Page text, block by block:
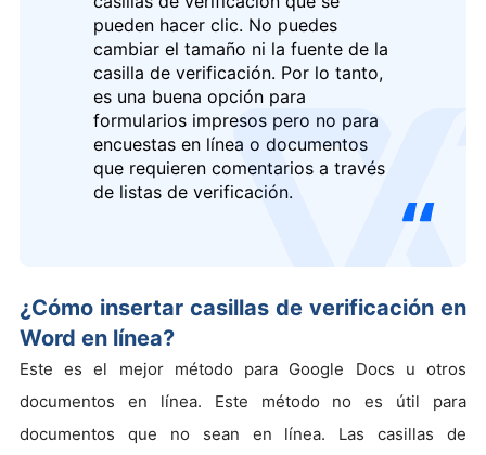
pueden hacer clic. No puedes
cambiar el tamaño ni la fuente de la
casilla de verificación. Por lo tanto,
es una buena opción para
formularios impresos pero no para
encuestas en línea o documentos
que requieren comentarios a través
de listas de verificación.
logo
¿Cómo insertar casillas de verificación en
Word en línea?
Este es el mejor método para Google Docs u otros
documentos en línea. Este método no es útil para
documentos que no sean en línea. Las casillas de